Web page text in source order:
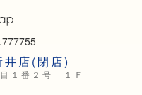
店(閉店)
１番２号 １Ｆ